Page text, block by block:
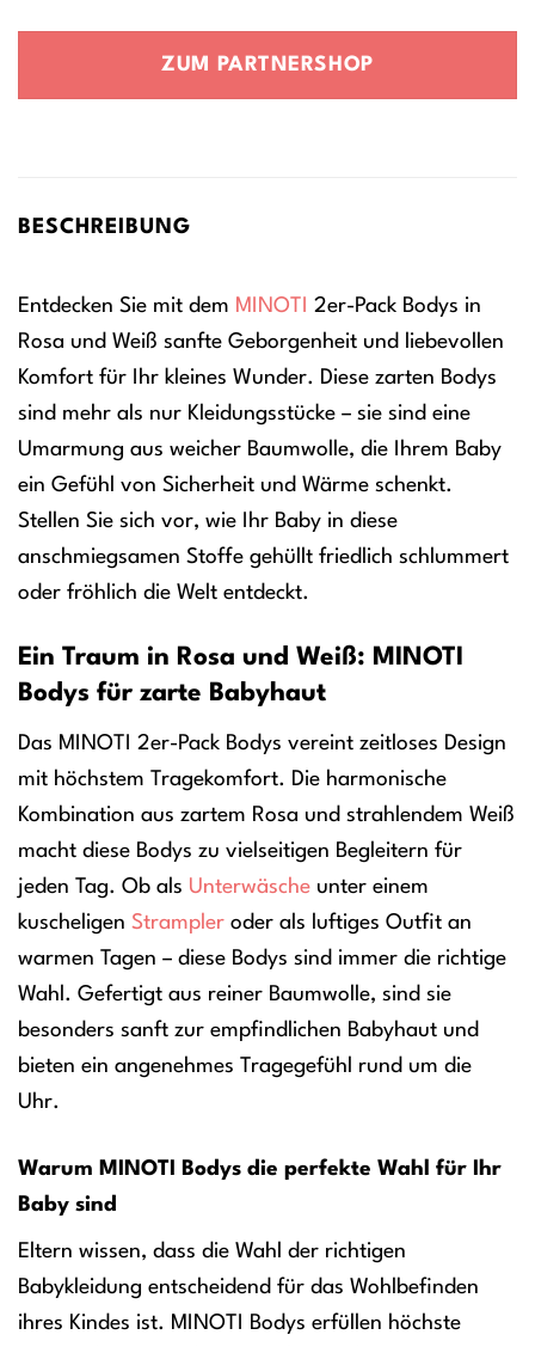
war:
ist:
ZUM PARTNERSHOP
BESCHREIBUNG
Entdecken Sie mit dem MINOTI
2er-Pack Bodys in
Rosa und Weiß sanfte Geborgenheit und liebevollen
Komfort für Ihr kleines Wunder. Diese zarten Bodys
sind mehr als nur Kleidungsstücke – sie sind eine
Umarmung aus weicher Baumwolle, die Ihrem Baby
ein Gefühl von Sicherheit und Wärme schenkt.
Stellen Sie sich vor, wie Ihr Baby in diese
anschmiegsamen Stoffe gehüllt friedlich schlummert
oder fröhlich die Welt entdeckt.
Ein Traum in Rosa und Weiß: MINOTI
Bodys für zarte Babyhaut
Das MINOTI 2er-Pack Bodys vereint zeitloses Design
mit höchstem Tragekomfort. Die harmonische
Kombination aus zartem Rosa und strahlendem Weiß
macht diese Bodys zu vielseitigen Begleitern für
jeden Tag. Ob als Unterwäsche unter einem
kuscheligen Strampler oder als luftiges Outfit an
warmen Tagen – diese Bodys sind immer die richtige
Wahl. Gefertigt aus reiner Baumwolle, sind sie
besonders sanft zur empfindlichen Babyhaut und
bieten ein angenehmes Tragegefühl rund um die
Uhr.
Warum MINOTI Bodys die perfekte Wahl für Ihr
Baby sind
Eltern wissen, dass die Wahl der richtigen
Babykleidung entscheidend für das Wohlbefinden
ihres Kindes ist. MINOTI Bodys erfüllen höchste